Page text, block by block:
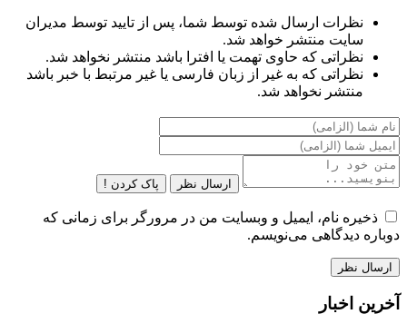
نظرات ارسال شده توسط شما، پس از تایید توسط مدیران
سایت منتشر خواهد شد.
نظراتی که حاوی تهمت یا افترا باشد منتشر نخواهد شد.
نظراتی که به غیر از زبان فارسی یا غیر مرتبط با خبر باشد
منتشر نخواهد شد.
ارسال نظر پاک کردن !
ذخیره نام، ایمیل و وبسایت من در مرورگر برای زمانی که
دوباره دیدگاهی می‌نویسم.
آخرین اخبار